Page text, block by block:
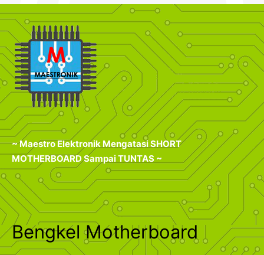
~ Maestro Elektronik Mengatasi SHORT
MOTHERBOARD Sampai TUNTAS ~
Bengkel Motherboard